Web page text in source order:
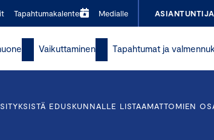
Tapahtumakalenteri Medialle
Vaikuttaminen Tapahtumat ja
EDUSKUNNALLE LISTAAMATTOMIEN